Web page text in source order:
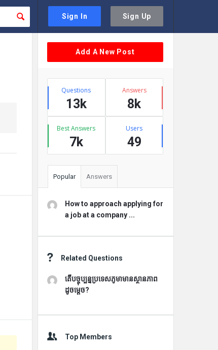
Sign In Sign Up
Sidebar
Add A New Post
Stats
Questions
13k
Answers
8k
Best Answers
7k
Users
49
Popular Answers
How to approach applying for
a job at a company ...
Related Questions
តើបច្ចុប្បន្នប្រទេសភូមាមានស្ថានភាព
ដូចម្តេច?
Top Members